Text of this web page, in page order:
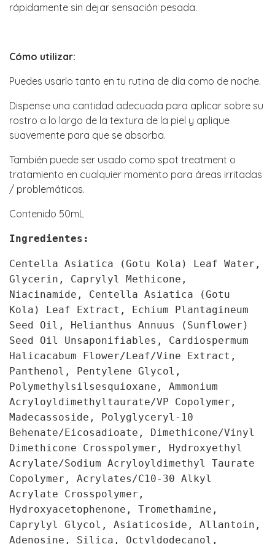
rápidamente sin dejar sensación pesada.
Cómo utilizar:
Puedes usarlo tanto en tu rutina de día como de noche.
Dispense una cantidad adecuada para aplicar sobre su
rostro a lo largo de la textura de la piel y aplique
suavemente para que se absorba.
También puede ser usado como spot treatment o
tratamiento en cualquier momento para áreas irritadas
/ problemáticas.
Contenido 50mL
Ingredientes:
Centella Asiatica (Gotu Kola) Leaf Water,
Glycerin, Caprylyl Methicone,
Niacinamide, Centella Asiatica (Gotu
Kola) Leaf Extract, Echium Plantagineum
Seed Oil, Helianthus Annuus (Sunflower)
Seed Oil Unsaponifiables, Cardiospermum
Halicacabum Flower/Leaf/Vine Extract,
Panthenol, Pentylene Glycol,
Polymethylsilsesquioxane, Ammonium
Acryloyldimethyltaurate/VP Copolymer,
Madecassoside, Polyglyceryl-10
Behenate/Eicosadioate, Dimethicone/Vinyl
Dimethicone Crosspolymer, Hydroxyethyl
Acrylate/Sodium Acryloyldimethyl Taurate
Copolymer, Acrylates/C10-30 Alkyl
Acrylate Crosspolymer,
Hydroxyacetophenone, Tromethamine,
Caprylyl Glycol, Asiaticoside, Allantoin,
Adenosine, Silica, Octyldodecanol,